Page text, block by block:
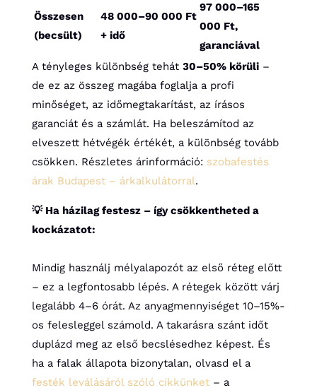
Összesen
(becsült)
48 000–90 000 Ft
+ idő
97 000–165
000 Ft,
garanciával
A tényleges különbség tehát 30–50% körüli–
de ez az összeg magába foglalja a profi
minőséget, az időmegtakarítást, az írásos
garanciát és a számlát. Ha beleszámítod az
elveszett hétvégék értékét, a különbség tovább
csökken. Részletes árinformáció: szobafestés
árak Budapest – árkalkulátorral.
💡 Ha házilag festesz – így csökkentheted a
kockázatot:
Mindig használj mélyalapozót az első réteg előtt
– ez a legfontosabb lépés. A rétegek között várj
legalább 4–6 órát. Az anyagmennyiséget 10–15%-
os felesleggel számold. A takarásra szánt időt
duplázd meg az első becslésedhez képest. És
ha a falak állapota bizonytalan, olvasd el a
festék leválásáról szóló cikkünket– a